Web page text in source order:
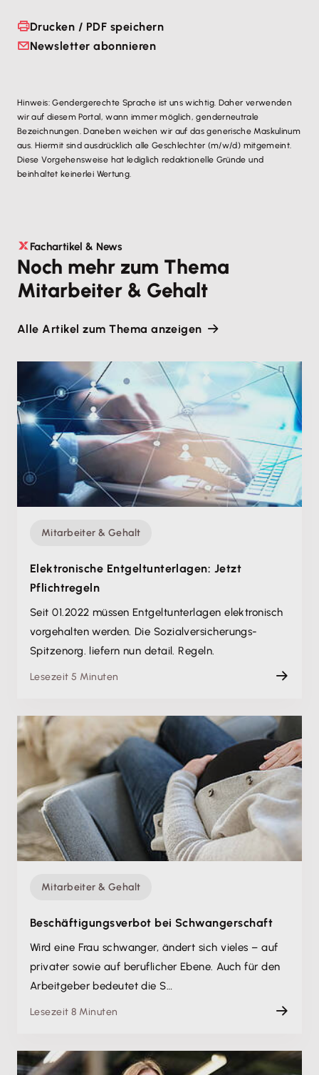
Drucken / PDF speichern
Newsletter abonnieren
Hinweis: Gendergerechte Sprache ist uns wichtig. Daher verwenden
wir auf diesem Portal, wann immer möglich, genderneutrale
Bezeichnungen. Daneben weichen wir auf das generische Maskulinum
aus. Hiermit sind ausdrücklich alle Geschlechter (m/w/d) mitgemeint.
Diese Vorgehensweise hat lediglich redaktionelle Gründe und
beinhaltet keinerlei Wertung.
Fachartikel & News
Noch mehr zum Thema
Mitarbeiter & Gehalt
Alle Artikel zum Thema anzeigen
Mitarbeiter & Gehalt
Elektronische Entgeltunterlagen: Jetzt
Pflichtregeln
Seit 01.2022 müssen Entgeltunterlagen elektronisch
vorgehalten werden. Die Sozialversicherungs-
Spitzenorg. liefern nun detail. Regeln.
Lesezeit 5 Minuten
Mitarbeiter & Gehalt
Beschäftigungsverbot bei Schwangerschaft
Wird eine Frau schwanger, ändert sich vieles – auf
privater sowie auf beruflicher Ebene. Auch für den
Arbeitgeber bedeutet die S…
Lesezeit 8 Minuten